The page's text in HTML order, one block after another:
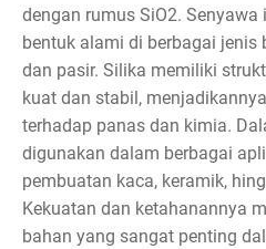
dengan rumus SiO2.
bentuk alami di berbagai jenis
dan pasir. Silika memiliki
kuat dan stabil,
terhadap panas dan kimia.
digunakan dalam berbagai
pembuatan kaca, keramik,
Kekuatan dan ketahanannya
bahan yang sangat penting